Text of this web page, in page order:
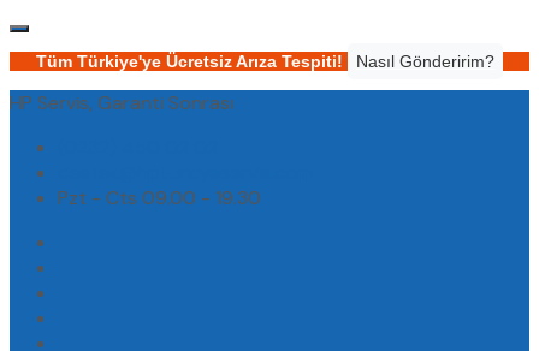
Tüm Türkiye'ye Ücretsiz Arıza Tespiti! Nasıl Gönderirim?
HP Servis, Garanti Sonrası
Pzt - Cts 09.00 - 19.30